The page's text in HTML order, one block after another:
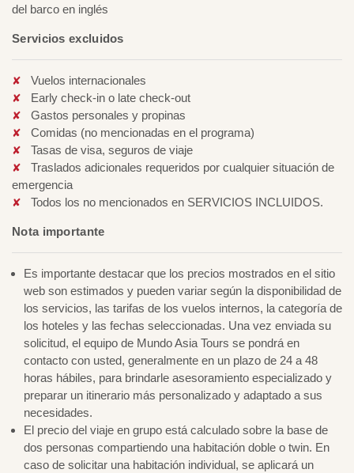
del barco en inglés
Servicios excluidos
Vuelos internacionales
Early check-in o late check-out
Gastos personales y propinas
Comidas (no mencionadas en el programa)
Tasas de visa, seguros de viaje
Traslados adicionales requeridos por cualquier situación de
emergencia
Todos los no mencionados en SERVICIOS INCLUIDOS.
Nota importante
Es importante destacar que los precios mostrados en el sitio
web son estimados y pueden variar según la disponibilidad de
los servicios, las tarifas de los vuelos internos, la categoría de
los hoteles y las fechas seleccionadas. Una vez enviada su
solicitud, el equipo de Mundo Asia Tours se pondrá en
contacto con usted, generalmente en un plazo de 24 a 48
horas hábiles, para brindarle asesoramiento especializado y
preparar un itinerario más personalizado y adaptado a sus
necesidades.
El precio del viaje en grupo está calculado sobre la base de
dos personas compartiendo una habitación doble o twin. En
caso de solicitar una habitación individual, se aplicará un